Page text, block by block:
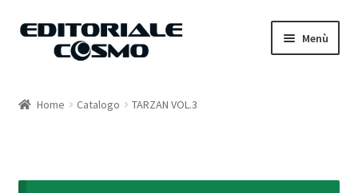
Vai
Vai
Menù
Home Catalogo TARZAN VOL.3